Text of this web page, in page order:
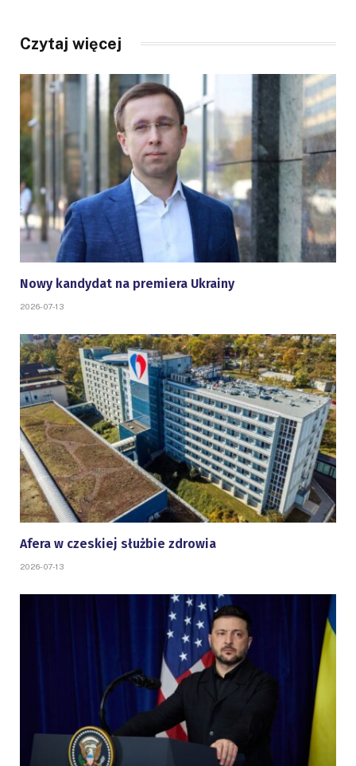
Czytaj więcej
Nowy kandydat na premiera Ukrainy
2026-07-13
Afera w czeskiej służbie zdrowia
2026-07-13